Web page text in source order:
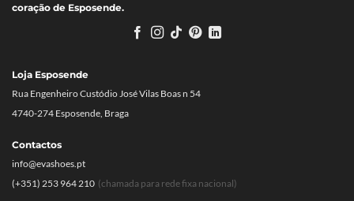
coração de Esposende.
Loja Esposende
Rua Engenheiro Custódio José Vilas Boas n 54
4740-274 Esposende, Braga
Contactos
info@evashoes.pt
(+351) 253 964 210 (chamada para rede fixa nacional)